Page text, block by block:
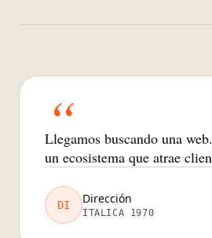
“
Llegamos buscando una
un ecosistema que atrae
DI Dirección
ITALICA 1970